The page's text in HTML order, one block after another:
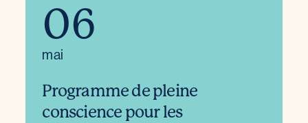
06
mai
Programme de pleine
conscience pour les